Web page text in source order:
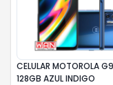
CELULAR MOTOROLA
128GB AZUL INDIGO